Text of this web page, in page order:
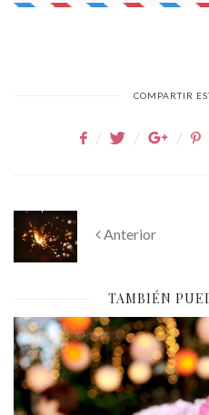
COMPARTIR
Anterior
TAMBIÉN